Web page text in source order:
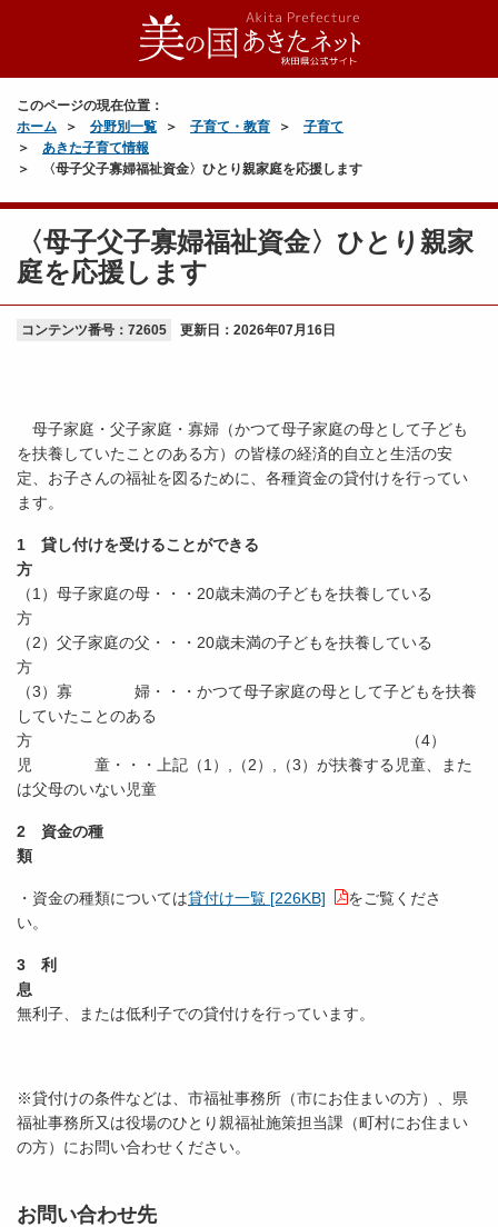
このページの現在位置：
ホーム
分野別一覧 子育て・教育
子育て
あきた子育て情報
〈母子父子寡婦福祉資金〉ひとり親家庭を応援します
〈母子父子寡婦福祉資金〉ひとり親家
庭を応援します
コンテンツ番号：72605 更新日： 2026年07月16日
母子家庭・父子家庭・寡婦（かつて母子家庭の母として子ども
を扶養していたことのある方）の皆様の経済的自立と生活の安
定、お子さんの福祉を図るために、各種資金の貸付けを行ってい
ます。
1 貸し付けを受けることができる
方
（1）母子家庭の母・・・20歳未満の子どもを扶養している
（2）父子家庭の父・・・20歳未満の子どもを扶養している
（3）寡 婦・・・かつて母子家庭の母として子どもを扶養
していたことのある
方 （4）
児 童・・・上記（1）,（2）,（3）が扶養する児童、また
は父母のいない児童
2 資金の種
類
・資金の種類については貸付け一覧 [226KB]
をご覧くださ
い。
3 利
息
無利子、または低利子での貸付けを行っています。
※貸付けの条件などは、市福祉事務所（市にお住まいの方）、県
福祉事務所又は役場のひとり親福祉施策担当課（町村にお住まい
の方）にお問い合わせください。
お問い合わせ先